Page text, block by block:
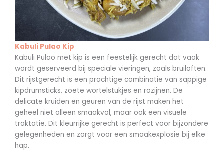
Kabuli Pulao Kip
Kabuli Pulao met kip is een feestelijk gerecht dat vaak
wordt geserveerd bij speciale vieringen, zoals bruiloften.
Dit rijstgerecht is een prachtige combinatie van sappige
kipdrumsticks, zoete wortelstukjes en rozijnen. De
delicate kruiden en geuren van de rijst maken het
geheel niet alleen smaakvol, maar ook een visuele
traktatie. Dit kleurrijke gerecht is perfect voor bijzondere
gelegenheden en zorgt voor een smaakexplosie bij elke
hap.